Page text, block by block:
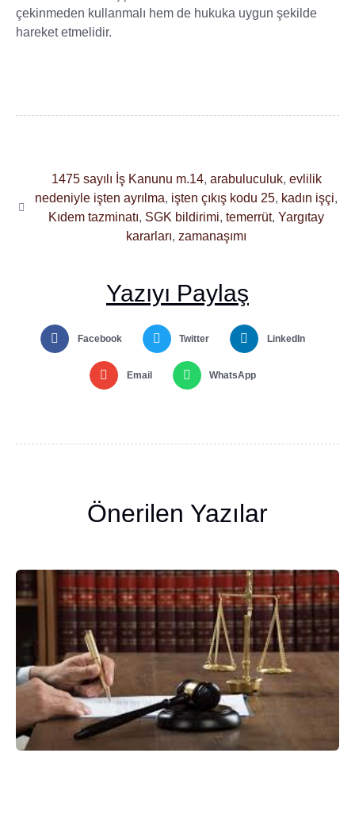
çekinmeden kullanmalı hem de hukuka uygun şekilde
hareket etmelidir.
1475 sayılı İş Kanunu m.14, arabuluculuk, evlilik
nedeniyle işten ayrılma, işten çıkış kodu 25, kadın işçi,
Kıdem tazminatı, SGK bildirimi, temerrüt, Yargıtay
kararları, zamanaşımı
Yazıyı Paylaş
Facebook Twitter LinkedIn
Email WhatsApp
Önerilen Yazılar